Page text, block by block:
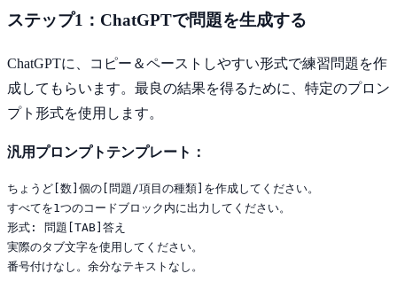
ステップ1：ChatGPTで問題を生成する
ChatGPTに、コピー＆ペーストしやすい形式で練習問題を作
成してもらいます。最良の結果を得るために、特定のプロン
プト形式を使用します。
汎用プロンプトテンプレート：
ちょうど[数]個の[問題/項目の種類]を作成してください。
すべてを1つのコードブロック内に出力してください。
形式: 問題[TAB]答え
実際のタブ文字を使用してください。
番号付けなし。余分なテキストなし。